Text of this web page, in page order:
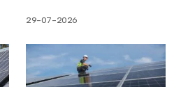
29-07-2026